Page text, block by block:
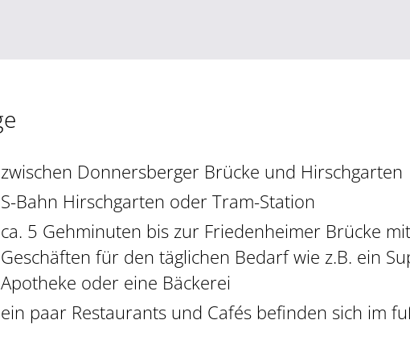
zwischen Donnersberger Brücke und Hirschgarten
S-Bahn Hirschgarten oder Tram-Station
ca. 5 Gehminuten bis zur Friedenheimer Brücke
Geschäften für den täglichen Bedarf wie z.B. ein
Apotheke oder eine Bäckerei
ein paar Restaurants und Cafés befinden sich im